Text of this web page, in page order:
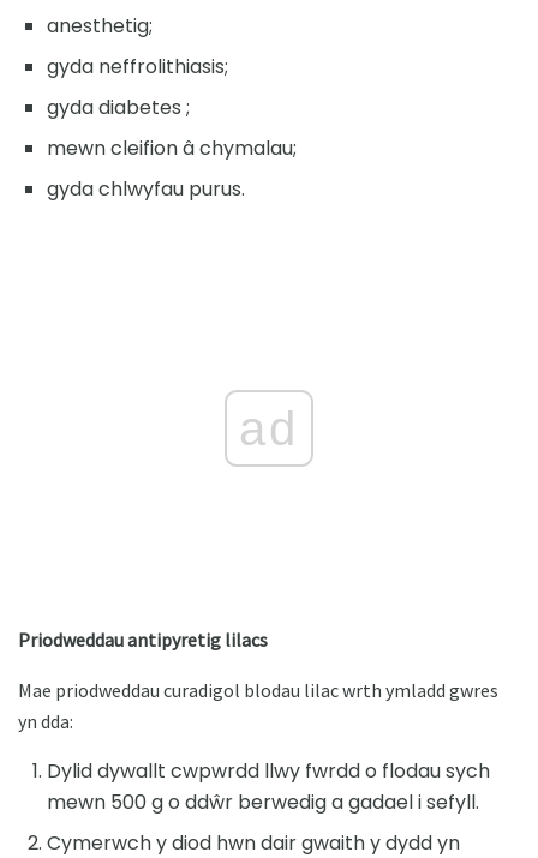
anesthetig;
gyda neffrolithiasis;
gyda diabetes ;
mewn cleifion â chymalau;
gyda chlwyfau purus.
ad
Priodweddau antipyretig lilacs
Mae priodweddau curadigol blodau lilac wrth ymladd gwres
yn dda:
Dylid dywallt cwpwrdd llwy fwrdd o flodau sych
mewn 500 g o ddŵr berwedig a gadael i sefyll.
Cymerwch y diod hwn dair gwaith y dydd yn